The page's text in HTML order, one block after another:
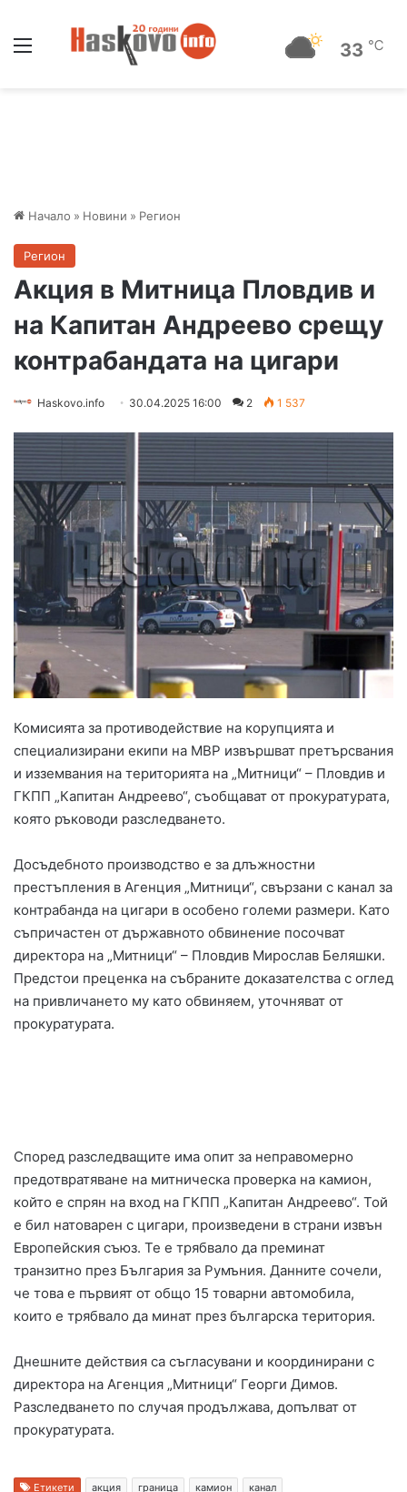
33 ℃
Начало » Новини » Регион
Регион
Акция в Митница Пловдив и
на Капитан Андреево срещу
контрабандата на цигари
Haskovo.info 30.04.2025 16:00 2 1 537
Комисията за противодействие на корупцията и
специализирани екипи на МВР извършват претърсвания
и изземвания на територията на „Митници“ – Пловдив и
ГКПП „Капитан Андреево“, съобщават от прокуратурата,
която ръководи разследването.
Досъдебното производство е за длъжностни
престъпления в Агенция „Митници“, свързани с канал за
контрабанда на цигари в особено големи размери. Като
съпричастен от държавното обвинение посочват
директора на „Митници“ – Пловдив Мирослав Беляшки.
Предстои преценка на събраните доказателства с оглед
на привличането му като обвиняем, уточняват от
прокуратурата.
Според разследващите има опит за неправомерно
предотвратяване на митническа проверка на камион,
който е спрян на вход на ГКПП „Капитан Андреево“. Той
е бил натоварен с цигари, произведени в страни извън
Европейския съюз. Те е трябвало да преминат
транзитно през България за Румъния. Данните сочели,
че това е първият от общо 15 товарни автомобила,
които е трябвало да минат през българска територия.
Днешните действия са съгласувани и координирани с
директора на Агенция „Митници“ Георги Димов.
Разследването по случая продължава, допълват от
прокуратурата.
Етикети акция граница камион
канал